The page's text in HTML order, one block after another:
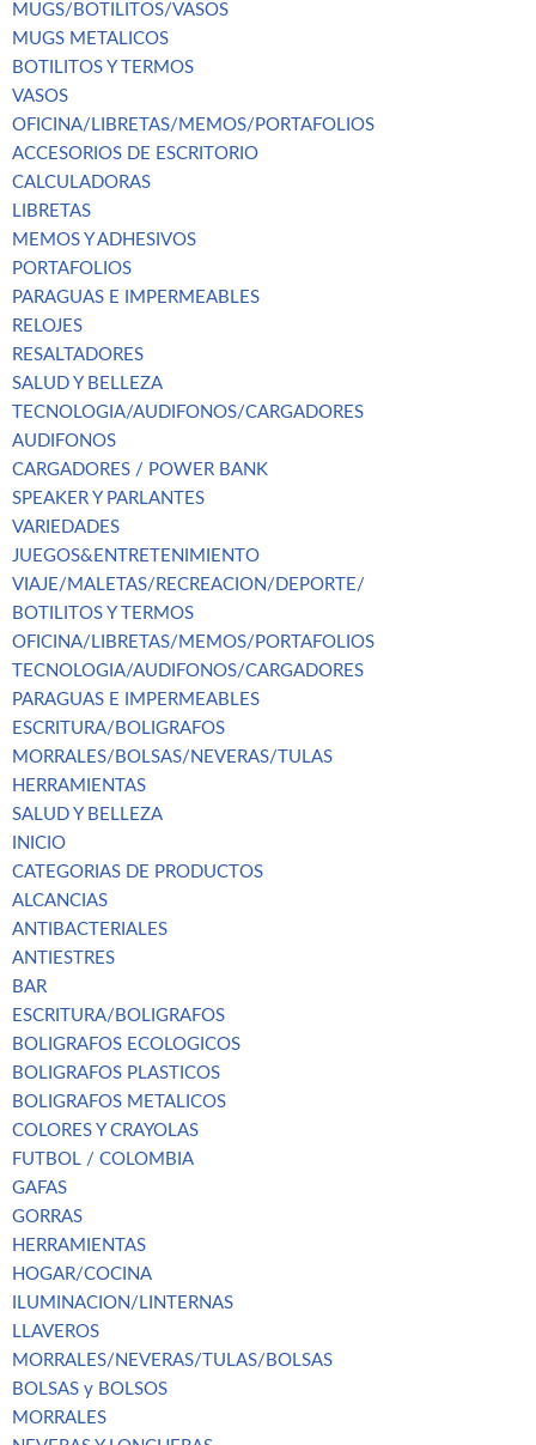
MUGS/BOTILITOS/VASOS
MUGS METALICOS
BOTILITOS Y TERMOS
VASOS
OFICINA/LIBRETAS/MEMOS/PORTAFOLIOS
ACCESORIOS DE ESCRITORIO
CALCULADORAS
LIBRETAS
MEMOS Y ADHESIVOS
PORTAFOLIOS
PARAGUAS E IMPERMEABLES
RELOJES
RESALTADORES
SALUD Y BELLEZA
TECNOLOGIA/AUDIFONOS/CARGADORES
AUDIFONOS
CARGADORES / POWER BANK
SPEAKER Y PARLANTES
VARIEDADES
JUEGOS&ENTRETENIMIENTO
VIAJE/MALETAS/RECREACION/DEPORTE/
BOTILITOS Y TERMOS
OFICINA/LIBRETAS/MEMOS/PORTAFOLIOS
TECNOLOGIA/AUDIFONOS/CARGADORES
PARAGUAS E IMPERMEABLES
ESCRITURA/BOLIGRAFOS
MORRALES/BOLSAS/NEVERAS/TULAS
HERRAMIENTAS
SALUD Y BELLEZA
INICIO
CATEGORIAS DE PRODUCTOS
ALCANCIAS
ANTIBACTERIALES
ANTIESTRES
BAR
ESCRITURA/BOLIGRAFOS
BOLIGRAFOS ECOLOGICOS
BOLIGRAFOS PLASTICOS
BOLIGRAFOS METALICOS
COLORES Y CRAYOLAS
FUTBOL / COLOMBIA
GAFAS
GORRAS
HERRAMIENTAS
HOGAR/COCINA
ILUMINACION/LINTERNAS
LLAVEROS
MORRALES/NEVERAS/TULAS/BOLSAS
BOLSAS y BOLSOS
MORRALES